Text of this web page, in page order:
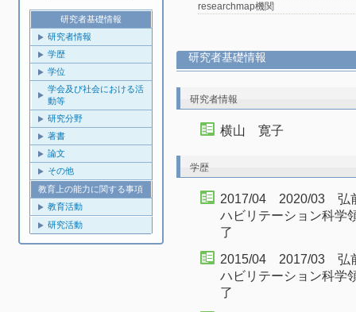
研究者基礎情報
研究者情報
学歴
学位
学会及び社会における活
動等
研究分野
著書
論文
その他
教育上の能力に関する事項
教育活動
研究活動
researchmap機関
研究者基礎情報
研究者情報
横山 寛子
学歴
2017/04 2020/03 弘
ハビリテーション科
了
2015/04 2017/03 弘
ハビリテーション科
了